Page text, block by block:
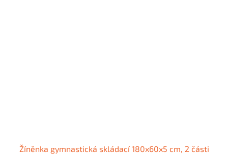
Žíněnka gymnastická skládací 180x60x5 cm, 2 části